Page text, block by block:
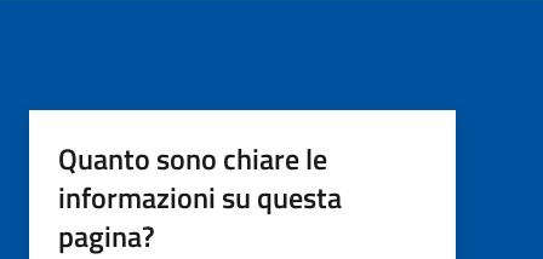
Quanto sono chiare le
informazioni su questa
pagina?